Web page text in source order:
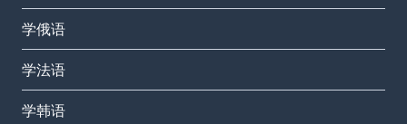
学俄语
学法语
学韩语